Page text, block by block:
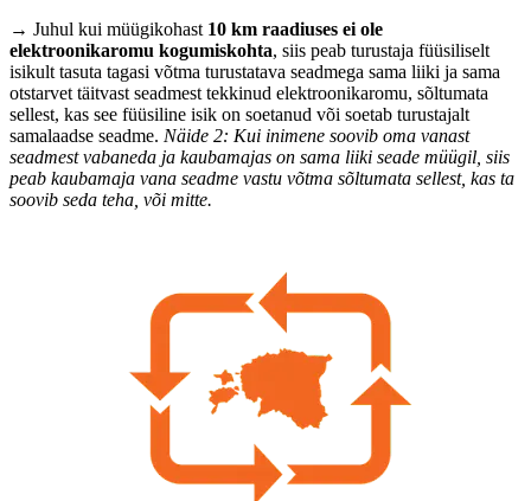
→ Juhul kui müügikohast 10 km raadiuses ei ole
elektroonikaromu kogumiskohta, siis peab turustaja füüsiliselt
isikult tasuta tagasi võtma turustatava seadmega sama liiki ja sama
otstarvet täitvast seadmest tekkinud elektroonikaromu, sõltumata
sellest, kas see füüsiline isik on soetanud või soetab turustajalt
samalaadse seadme. Näide 2: Kui inimene soovib oma vanast
seadmest vabaneda ja kaubamajas on sama liiki seade müügil, siis
peab kaubamaja vana seadme vastu võtma sõltumata sellest, kas ta
soovib seda teha, või mitte.